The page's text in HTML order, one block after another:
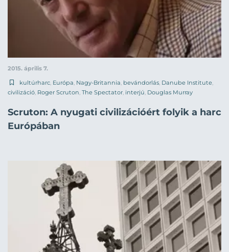
2015. április 7.
kultúrharc, Európa, Nagy-Britannia, bevándorlás, Danube Institute,
civilizáció, Roger Scruton, The Spectator, interjú, Douglas Murray
Scruton: A nyugati civilizációért folyik a harc
Európában